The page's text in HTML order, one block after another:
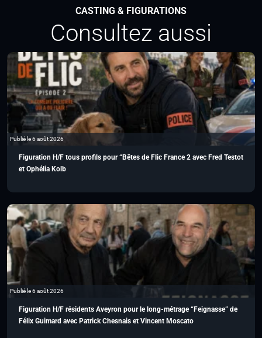
CASTING & FIGURATIONS
Consultez aussi
Publié le 6 août 2026
Figuration H/F tous profils pour “Bêtes de Flic France 2 avec Fred Testot
et Ophélia Kolb
Publié le 6 août 2026
Figuration H/F résidents Aveyron pour le long-métrage “Feignasse” de
Félix Guimard avec Patrick Chesnais et Vincent Moscato